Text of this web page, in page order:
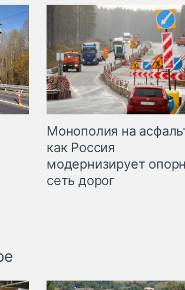
Монополия на
как Россия
модернизирует
сеть дорог